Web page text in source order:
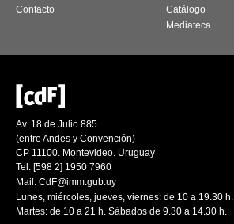
Contacto
Catálogo
Mediateca
Av. 18 de Julio 885
(entre Andes y Convención)
CP 11100. Montevideo. Uruguay
Tel: [598 2] 1950 7960
Mail: CdF@imm.gub.uy
Lunes, miércoles, jueves, viernes: de 10 a 19.30 h.
Martes: de 10 a 21 h. Sábados de 9.30 a 14.30 h.